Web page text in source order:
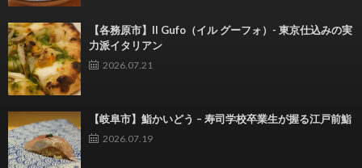
【各務原市】Il Gufo（イル グーフォ）- 東京仕込みの実
力派イタリアン
2026.07.21
【岐阜市】鮨かいどう – 寿司学校卒業生が握る江戸前鮨
2026.07.19